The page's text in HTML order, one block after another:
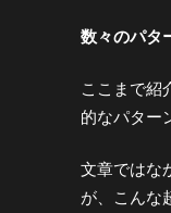
数々のパタ
ここまで紹
的なパター
文章ではな
が、こんな